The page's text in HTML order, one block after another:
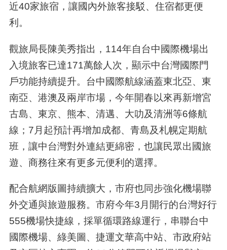
近40家旅宿，讓國內外旅客接駁、住宿都更便
利。
觀旅局長陳美秀指出，114年自台中國際機場出
入境旅客已達171萬餘人次，顯示中台灣國際門
戶功能持續提升。台中國際航線涵蓋東北亞、東
南亞、港澳及兩岸市場，今年開春以來再新增宮
古島、東京、熊本、清邁、大叻及清洲等6條航
線；7月起預計再增加成都、青島及札幌定期航
班，讓中台灣對外連結更綿密，也讓民眾出國旅
遊、商務往來有更多元便利的選擇。
配合航網版圖持續擴大，市府也同步強化機場聯
外交通與旅遊服務。市府今年3月開行的台灣好行
555機場快捷線，採單循環路線運行，串聯台中
國際機場、綠美圖、捷運文華高中站、市政府站